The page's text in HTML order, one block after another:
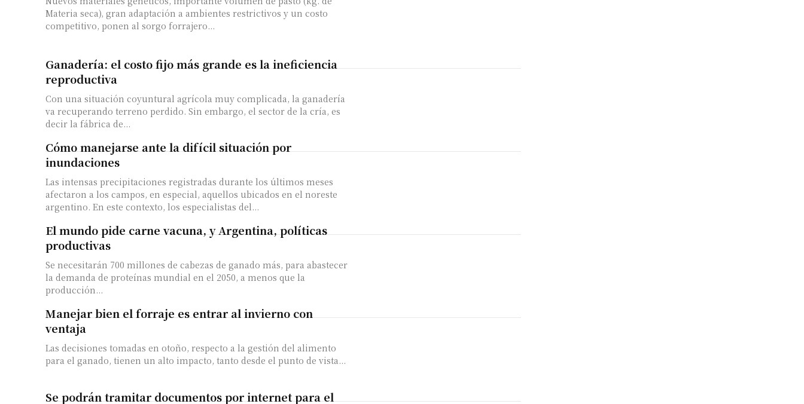
Materia seca), gran adaptación a ambientes restrictivos y un costo
competitivo, ponen al sorgo forrajero...
Ganadería: el costo fijo más grande es la ineficiencia
reproductiva
Con una situación coyuntural agrícola muy complicada, la ganadería
va recuperando terreno perdido. Sin embargo, el sector de la cría, es
decir la fábrica de...
Cómo manejarse ante la difícil situación por
inundaciones
Las intensas precipitaciones registradas durante los últimos meses
afectaron a los campos, en especial, aquellos ubicados en el noreste
argentino. En este contexto, los especialistas del...
El mundo pide carne vacuna, y Argentina, políticas
productivas
Se necesitarán 700 millones de cabezas de ganado más, para abastecer
la demanda de proteínas mundial en el 2050, a menos que la
producción...
Manejar bien el forraje es entrar al invierno con
ventaja
Las decisiones tomadas en otoño, respecto a la gestión del alimento
para el ganado, tienen un alto impacto, tanto desde el punto de vista...
Se podrán tramitar documentos por internet para el